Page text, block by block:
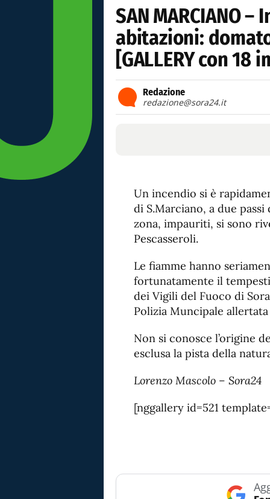
SAN MARCIANO
abitazioni:
[GALLERY con 18
Redazione
redazione@sora24.it
Un incendio si è
di S.Marciano, a due passi
zona, impauriti, si sono
Pescasseroli.
Le fiamme hanno
fortunatamente il
dei Vigili del Fuoco di
Polizia Muncipale allertata
Non si conosce l’origine
esclusa la pista della
Lorenzo Mascolo – Sora24
[nggallery id=521